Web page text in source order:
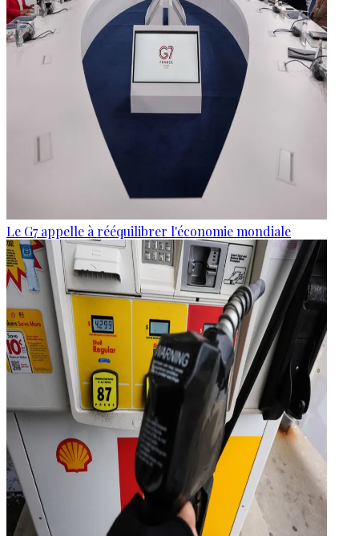
Le G7 appelle à rééquilibrer l'économie mondiale